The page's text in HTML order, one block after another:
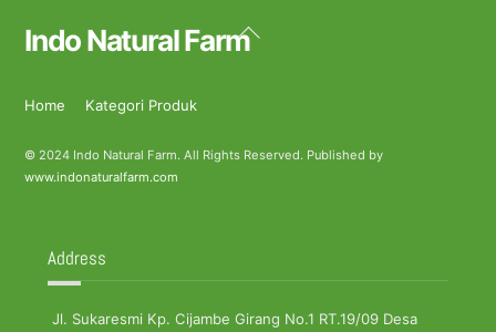
Back
To
Indo Natural Farm
Home Kategori Produk
© 2024 Indo Natural Farm. All Rights Reserved. Published by
www.indonaturalfarm.com
Address
Jl. Sukaresmi Kp. Cijambe Girang No.1 RT.19/09 Desa